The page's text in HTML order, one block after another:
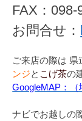
FAX：098-
お問合せ：
ご来店の際は
ンジと こげ茶の
GoogleMAP：（
ナビでお越しの